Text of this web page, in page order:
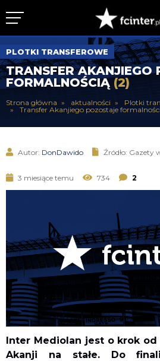
KLUB
DRUŻYNA
SERIE A
PUCHARY
DLA TIFOSICH
SERWIS
PLOTKI TRANSFEROWE
TRANSFER AKANJIEGO
FORMALNOŚCIĄ (2)
Strona główna aktualności
Plotki
Transfer Akanjiego pozostaje
Autor: DonDawido Źródło: Gazety
3 miesiące temu 734 2
Inter Mediolan jest o krok od
Akanji na stałe. Do